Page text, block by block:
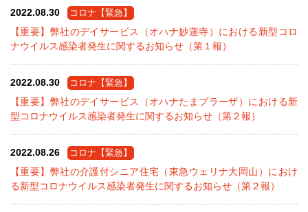
2022.08.30 コロナ【緊急】
【重要】弊社のデイサービス（オハナ妙蓮寺）における新型コロ
ナウイルス感染者発生に関するお知らせ（第１報）
2022.08.30 コロナ【緊急】
【重要】弊社のデイサービス（オハナたまプラーザ）における新
型コロナウイルス感染者発生に関するお知らせ（第２報）
2022.08.26 コロナ【緊急】
【重要】弊社の介護付シニア住宅（東急ウェリナ大岡山）におけ
る新型コロナウイルス感染者発生に関するお知らせ（第２報）